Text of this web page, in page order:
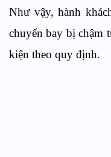
Như vậy, hành
chuyến bay bị chậm
kiện theo quy định.